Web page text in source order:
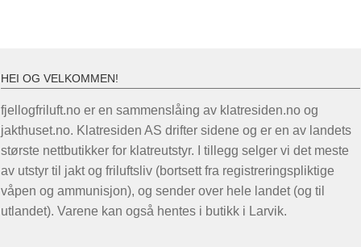
HEI OG VELKOMMEN!
fjellogfriluft.no er en sammenslåing av klatresiden.no og
jakthuset.no. Klatresiden AS drifter sidene og er en av landets
største nettbutikker for klatreutstyr. I tillegg selger vi det meste
av utstyr til jakt og friluftsliv (bortsett fra registreringspliktige
våpen og ammunisjon), og sender over hele landet (og til
utlandet). Varene kan også hentes i butikk i Larvik.